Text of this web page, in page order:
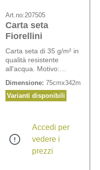
Art.no:207505
Carta seta
Fiorellini
Carta seta di 35 g/m² in
qualità resistente
all'acqua. Motivo:
Dimensione: 75cmx342m
Varianti disponibili
Accedi per
vedere i
prezzi